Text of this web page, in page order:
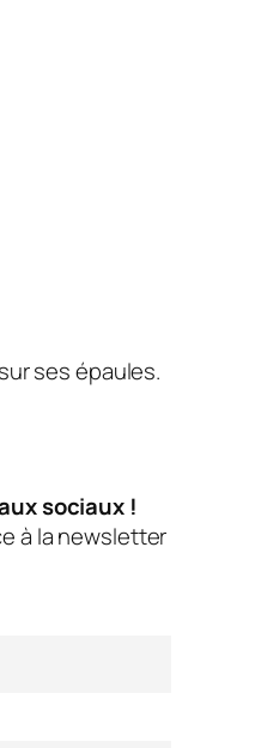
ses épaules.
sociaux !
à la newsletter